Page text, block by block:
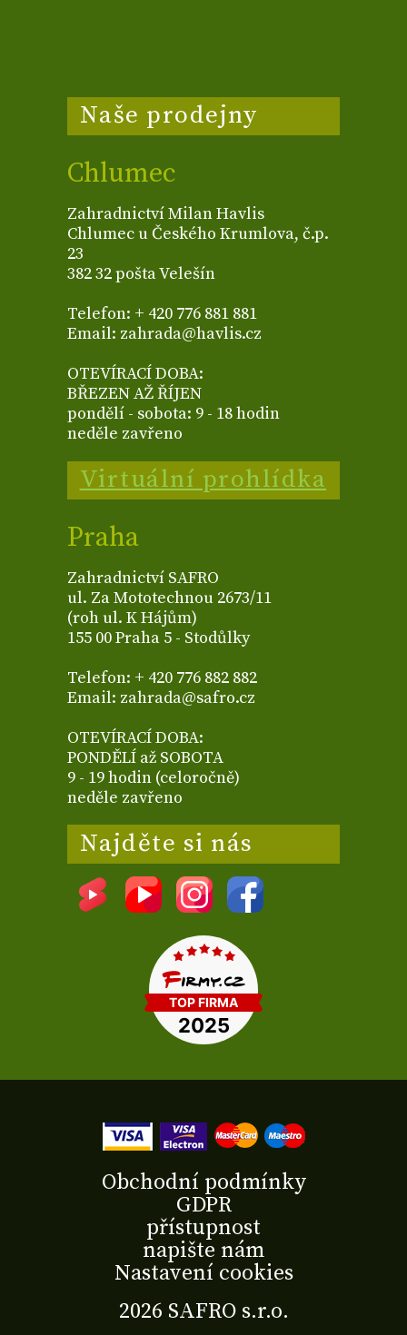
Naše prodejny
Chlumec
Zahradnictví Milan Havlis
Chlumec u Českého Krumlova, č.p.
23
382 32 pošta Velešín
Telefon: + 420 776 881 881
Email: zahrada@havlis.cz
OTEVÍRACÍ DOBA:
BŘEZEN AŽ ŘÍJEN
pondělí - sobota: 9 - 18 hodin
neděle zavřeno
Virtuální prohlídka
Praha
Zahradnictví SAFRO
ul. Za Mototechnou 2673/11
(roh ul. K Hájům)
155 00 Praha 5 - Stodůlky
Telefon: + 420 776 882 882
Email: zahrada@safro.cz
OTEVÍRACÍ DOBA:
PONDĚLÍ až SOBOTA
9 - 19 hodin (celoročně)
neděle zavřeno
Najděte si nás
2026 SAFRO s.r.o.
Obchodní podmínky
GDPR
přístupnost
napište nám
Nastavení cookies